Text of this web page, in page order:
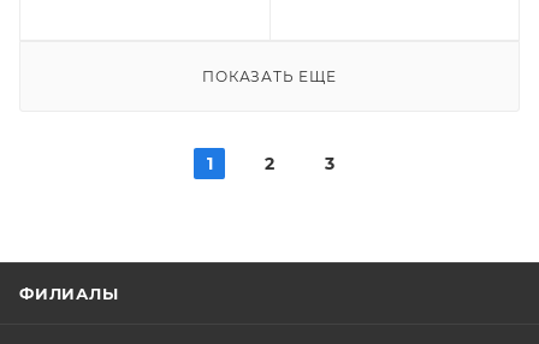
ПОКАЗАТЬ ЕЩЕ
1 2 3
ФИЛИАЛЫ